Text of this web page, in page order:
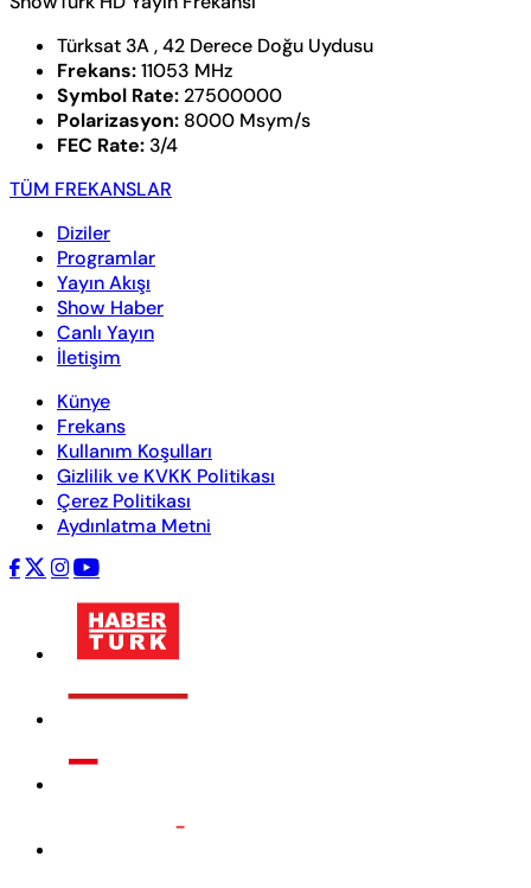
Türksat 3A , 42 Derece Doğu Uydusu
Frekans:11053 MHz
Symbol Rate: 27500000
Polarizasyon: 8000 Msym/s
FEC Rate: 3/4
TÜM FREKANSLAR
Diziler
Programlar
Yayın Akışı
Show Haber
Canlı Yayın
İletişim
Künye
Frekans
Kullanım Koşulları
Gizlilik ve KVKK Politikası
Çerez Politikası
Aydınlatma Metni